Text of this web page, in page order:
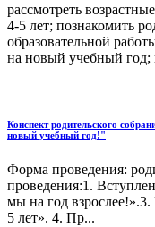
рассмотреть
4-5 лет; познакомить
образовательной
на новый учебный год;
Конспект родительского
новый учебный год!"
Форма проведения:
проведения:1.
мы на год
5 лет». 4. Пр...